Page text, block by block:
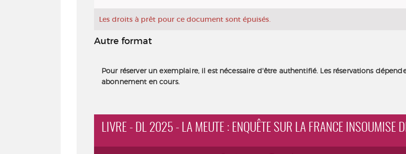
Les droits à prêt pour ce document sont épuisés.
Autre format
Pour réserver un exemplaire, il est nécessaire d'être authentifié. Les réservations
abonnement en cours.
LIVRE - DL 2025 - LA MEUTE : ENQUÊTE SUR LA FRANCE INSOUMISE